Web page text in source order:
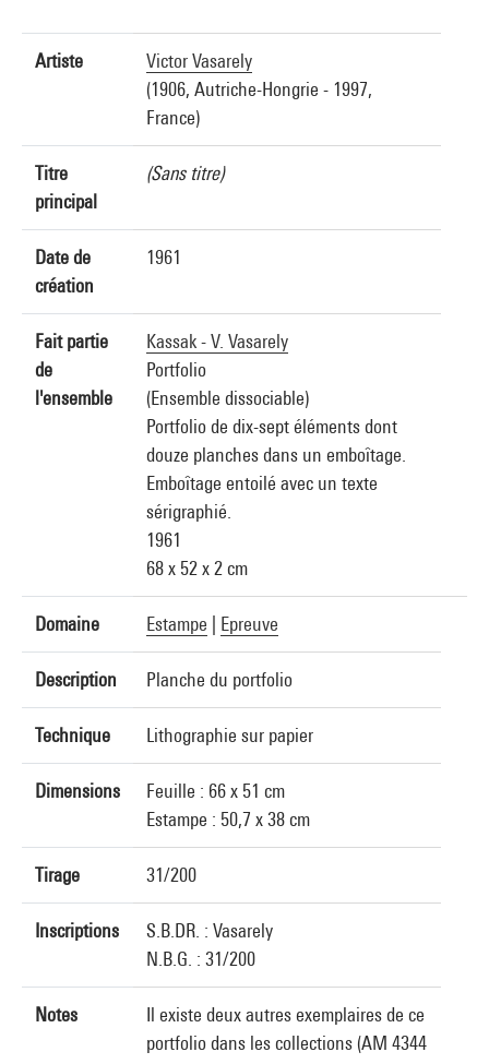
Artiste
Victor Vasarely
(1906, Autriche-Hongrie - 1997,
France)
Titre
principal
(Sans titre)
Date de
création
1961
Fait partie
de
l'ensemble
Kassak - V. Vasarely
Portfolio
(Ensemble dissociable)
Portfolio de dix-sept éléments dont
douze planches dans un emboîtage.
Emboîtage entoilé avec un texte
sérigraphié.
1961
68 x 52 x 2 cm
Domaine Estampe Epreuve
Description Planche du portfolio
Technique Lithographie sur papier
Dimensions
Feuille : 66 x 51 cm
Estampe : 50,7 x 38 cm
Tirage 31/200
Inscriptions
S.B.DR. : Vasarely
N.B.G. : 31/200
Notes
Il existe deux autres exemplaires de ce
portfolio dans les collections (AM 4344